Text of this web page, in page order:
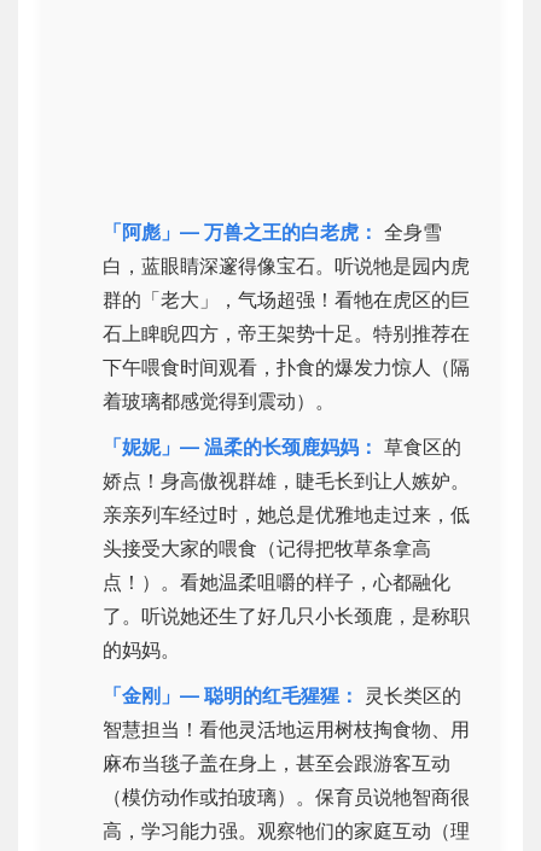
「阿彪」— 万兽之王的白老虎： 全身雪
白，蓝眼睛深邃得像宝石。听说牠是园内虎
群的「老大」，气场超强！看牠在虎区的巨
石上睥睨四方，帝王架势十足。特别推荐在
下午喂食时间观看，扑食的爆发力惊人（隔
着玻璃都感觉得到震动）。
「妮妮」— 温柔的长颈鹿妈妈： 草食区的
娇点！身高傲视群雄，睫毛长到让人嫉妒。
亲亲列车经过时，她总是优雅地走过来，低
头接受大家的喂食（记得把牧草条拿高
点！）。看她温柔咀嚼的样子，心都融化
了。听说她还生了好几只小长颈鹿，是称职
的妈妈。
「金刚」— 聪明的红毛猩猩：
灵长类区的
智慧担当！看他灵活地运用树枝掏食物、用
麻布当毯子盖在身上，甚至会跟游客互动
（模仿动作或拍玻璃）。保育员说牠智商很
高，学习能力强。观察牠们的家庭互动（理